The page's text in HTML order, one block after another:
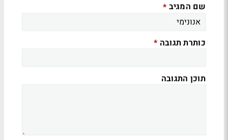
שם המגיב *
כותרת תגובה *
תוכן התגובה